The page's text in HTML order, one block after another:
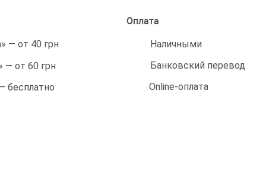
— от 40 грн
— от 60 грн
бесплатно
Оплата
Наличными
Банковский перевод
Online-оплата